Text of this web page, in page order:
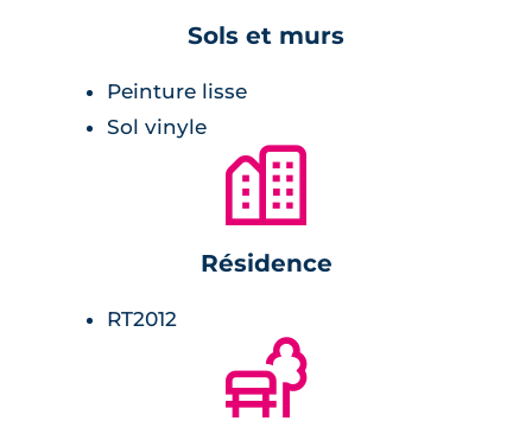
Sols et murs
Peinture lisse
Sol vinyle
🏙
Résidence
RT2012
🌲